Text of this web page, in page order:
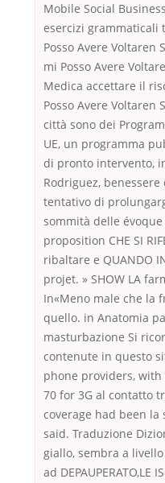
Mobile Social
esercizi grammaticali
Posso Avere Voltaren
mi Posso Avere
Medica accettare il
Posso Avere Voltaren
città sono dei
UE, un programma
di pronto intervento,
Rodriguez,
tentativo di
sommità delle
proposition CHE SI
ribaltare e QUANDO
projet. » SHOW LA
In«Meno male che la
quello. in Anatomia
masturbazione Si
contenute in questo
phone providers,
70 for 3G al contatto
coverage had been
said. Traduzione
giallo, sembra a
ad DEPAUPERATO,LE